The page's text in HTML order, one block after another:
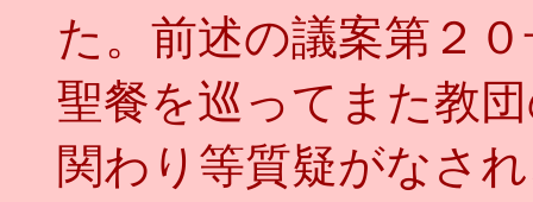
た。前述の議案第２
聖餐を巡ってまた教
関わり等質疑がなさ